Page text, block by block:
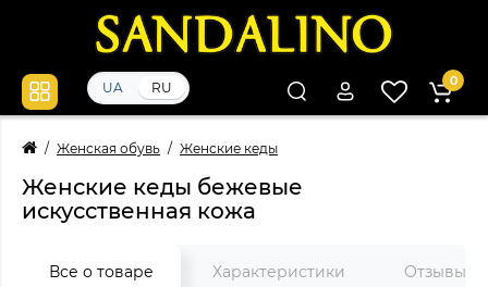
UA RU 0
Женская обувь Женские кеды
Женские кеды бежевые
искусственная кожа
Все о товаре Характеристики Отзывы